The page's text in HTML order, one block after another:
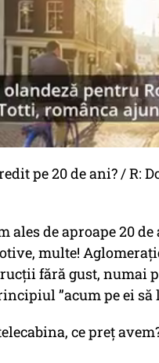
pe 20 de ani? / R:
ales de aproape 20
multe!
fără gust, numai
”acum pe ei să
ce preț